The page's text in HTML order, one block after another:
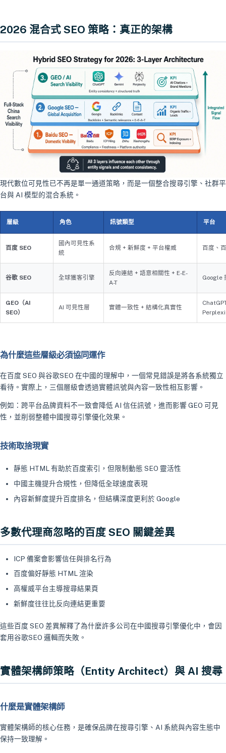
2026 混合式 SEO 策略：真正的架構
現代數位可見性已不再是單一通道策略，而是一個整合搜尋引擎、社群平
台與 AI 模型的混合系統。
層級 角色 訊號類型 平台
百度 SEO
國內可見性系
統
合規 + 新鮮度 + 平台權威 百度、
谷歌 SEO 全球獲客引擎
反向連結 + 語意相關性 + E-E-
A-T
Google
GEO（AI
SEO）
AI 可見性層 實體一致性 + 結構化真實性
為什麼這些層級必須協同運作
在百度 SEO 與谷歌SEO 在中國的理解中，一個常見錯誤是將各系統獨立
看待。實際上，三個層級會透過實體訊號與內容一致性相互影響。
例如：跨平台品牌資料不一致會降低 AI 信任訊號，進而影響 GEO 可見
性，並削弱整體中國搜尋引擎優化效果。
技術取捨現實
靜態 HTML 有助於百度索引，但限制動態 SEO 靈活性
中國主機提升合規性，但降低全球速度表現
內容新鮮度提升百度排名，但結構深度更利於 Google
多數代理商忽略的百度 SEO 關鍵差異
ICP 備案會影響信任與排名行為
百度偏好靜態 HTML 渲染
高權威平台主導搜尋結果頁
新鮮度往往比反向連結更重要
這些百度 SEO 差異解釋了為什麼許多公司在中國搜尋引擎優化中，會因
套用谷歌SEO 邏輯而失敗。
實體架構師策略（Entity Architect）與 AI 搜尋
什麼是實體架構師
實體架構師的核心任務，是確保品牌在搜尋引擎、AI 系統與內容生態中
保持一致理解。